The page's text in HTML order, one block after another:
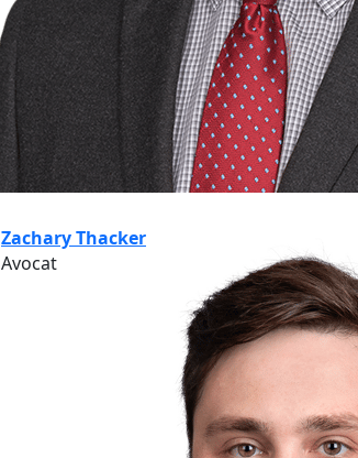
Zachary Thacker
Avocat